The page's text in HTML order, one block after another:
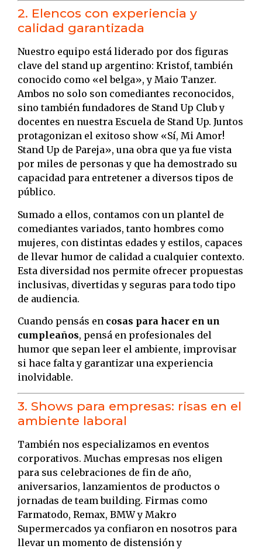
2. Elencos con experiencia y
calidad garantizada
Nuestro equipo está liderado por dos figuras
clave del stand up argentino: Kristof, también
conocido como «el belga», y Maio Tanzer.
Ambos no solo son comediantes reconocidos,
sino también fundadores de Stand Up Club y
docentes en nuestra Escuela de Stand Up. Juntos
protagonizan el exitoso show «Sí, Mi Amor!
Stand Up de Pareja», una obra que ya fue vista
por miles de personas y que ha demostrado su
capacidad para entretener a diversos tipos de
público.
Sumado a ellos, contamos con un plantel de
comediantes variados, tanto hombres como
mujeres, con distintas edades y estilos, capaces
de llevar humor de calidad a cualquier contexto.
Esta diversidad nos permite ofrecer propuestas
inclusivas, divertidas y seguras para todo tipo
de audiencia.
Cuando pensás en cosas para hacer en un
cumpleaños, pensá en profesionales del
humor que sepan leer el ambiente, improvisar
si hace falta y garantizar una experiencia
inolvidable.
3. Shows para empresas: risas en el
ambiente laboral
También nos especializamos en eventos
corporativos. Muchas empresas nos eligen
para sus celebraciones de fin de año,
aniversarios, lanzamientos de productos o
jornadas de team building. Firmas como
Farmatodo, Remax, BMW y Makro
Supermercados ya confiaron en nosotros para
llevar un momento de distensión y